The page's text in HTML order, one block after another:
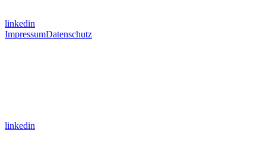
linkedin
ImpressumDatenschutz
linkedin